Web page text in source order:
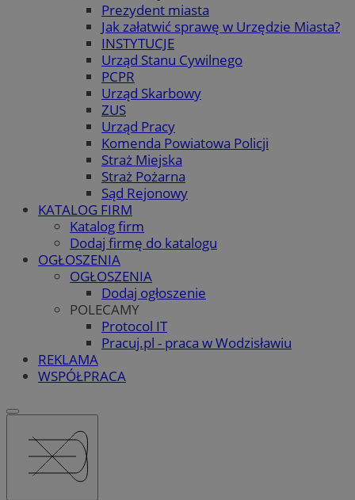
Prezydent miasta
Jak załatwić sprawę w Urzędzie Miasta?
INSTYTUCJE
Urząd Stanu Cywilnego
PCPR
Urząd Skarbowy
ZUS
Urząd Pracy
Komenda Powiatowa Policji
Straż Miejska
Straż Pożarna
Sąd Rejonowy
KATALOG FIRM
Katalog firm
Dodaj firmę do katalogu
OGŁOSZENIA
OGŁOSZENIA
Dodaj ogłoszenie
POLECAMY
Protocol IT
Pracuj.pl - praca w Wodzisławiu
REKLAMA
WSPÓŁPRACA